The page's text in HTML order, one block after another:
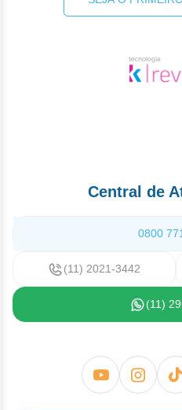
Central de
0800
(11) 2021-3442
(11)